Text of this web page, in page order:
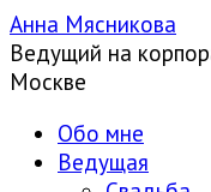
Анна Мясникова
Ведущий на
Москве
Обо мне
Ведущая